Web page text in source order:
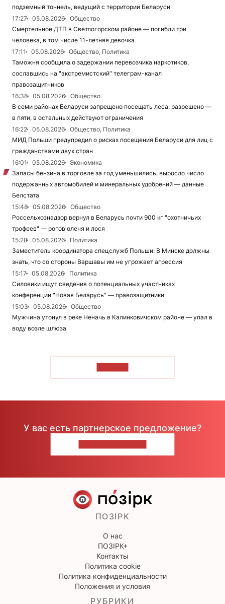
подземный тоннель, ведущий с территории Беларуси
17:27
05.08.2026
Общество
Смертельное ДТП в Светлогорском районе — погибли три
человека, в том числе 11-летняя девочка
17:11
05.08.2026
Общество, Политика
Таможня сообщила о задержании перевозчика наркотиков,
сославшись на "экстремистский" телеграм-канал
правозащитников
16:38
05.08.2026
Общество
В семи районах Беларуси запрещено посещать леса, разрешено —
в пяти, в остальных действуют ограничения
16:22
05.08.2026
Общество, Политика
МИД Польши предупредил о рисках посещения Беларуси для лиц с
гражданствами двух стран
16:01
05.08.2026
Экономика
Запасы бензина в торговле за год уменьшились, выросло число
подержанных автомобилей и минеральных удобрений — данные
Белстата
15:48
05.08.2026
Общество
Россельхознадзор вернул в Беларусь почти 900 кг "охотничьих
трофеев" — рогов оленя и лося
15:28
05.08.2026
Политика
Заместитель координатора спецслужб Польши: В Минске должны
знать, что со стороны Варшавы им не угрожает агрессия
15:17
05.08.2026
Политика
Силовики ищут сведения о потенциальных участниках
конференции "Новая Беларусь" — правозащитники
15:03
05.08.2026
Общество
Мужчина утонул в реке Неначь в Калинковичском районе — упал в
воду возле шлюза
У вас есть партнерское предложение?
ПОЗІРК
О нас
ПОЗІРК+
Контакты
Политика cookie
Политика конфиденциальности
Положения и условия
РУБРИКИ